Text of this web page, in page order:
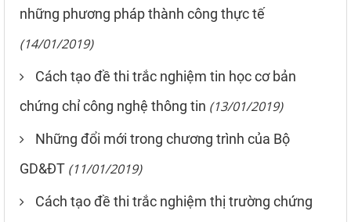
những phương pháp thành công thực tế
(14/01/2019)
Cách tạo đề thi trắc nghiệm tin học cơ bản
chứng chỉ công nghệ thông tin (13/01/2019)
Những đổi mới trong chương trình của Bộ
GD&ĐT (11/01/2019)
Cách tạo đề thi trắc nghiệm thị trường chứng